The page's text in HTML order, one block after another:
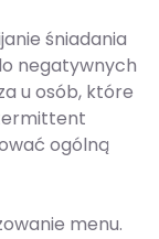
śniadania
negatywnych
u osób, które
ogólną
menu.